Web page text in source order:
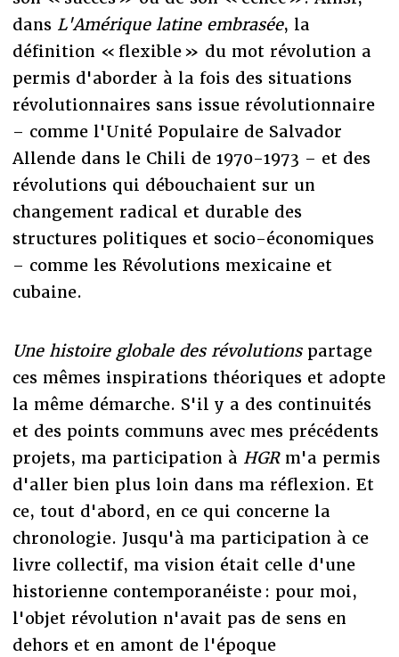
dans L'Amérique latine embrasée, la
définition « flexible » du mot révolution a
permis d'aborder à la fois des situations
révolutionnaires sans issue révolutionnaire
– comme l'Unité Populaire de Salvador
Allende dans le Chili de 1970-1973 – et des
révolutions qui débouchaient sur un
changement radical et durable des
structures politiques et socio-économiques
– comme les Révolutions mexicaine et
cubaine.
Une histoire globale des révolutionspartage
ces mêmes inspirations théoriques et adopte
la même démarche. S'il y a des continuités
et des points communs avec mes précédents
projets, ma participation à HGR m'a permis
d'aller bien plus loin dans ma réflexion. Et
ce, tout d'abord, en ce qui concerne la
chronologie. Jusqu'à ma participation à ce
livre collectif, ma vision était celle d'une
historienne contemporanéiste : pour moi,
l'objet révolution n'avait pas de sens en
dehors et en amont de l'époque